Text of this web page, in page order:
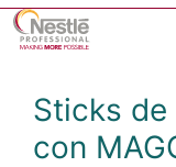
Sticks
con